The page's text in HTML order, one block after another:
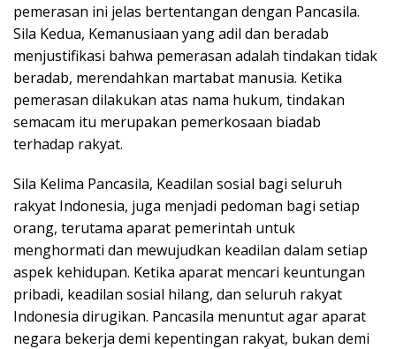
pemerasan ini jelas bertentangan dengan Pancasila.
Sila Kedua, Kemanusiaan yang adil dan beradab
menjustifikasi bahwa pemerasan adalah tindakan tidak
beradab, merendahkan martabat manusia. Ketika
pemerasan dilakukan atas nama hukum, tindakan
semacam itu merupakan pemerkosaan biadab
terhadap rakyat.
Sila Kelima Pancasila, Keadilan sosial bagi seluruh
rakyat Indonesia, juga menjadi pedoman bagi setiap
orang, terutama aparat pemerintah untuk
menghormati dan mewujudkan keadilan dalam setiap
aspek kehidupan. Ketika aparat mencari keuntungan
pribadi, keadilan sosial hilang, dan seluruh rakyat
Indonesia dirugikan. Pancasila menuntut agar aparat
negara bekerja demi kepentingan rakyat, bukan demi